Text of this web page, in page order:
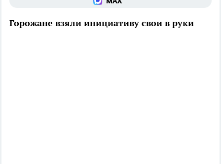
Горожане взяли инициативу свои в руки